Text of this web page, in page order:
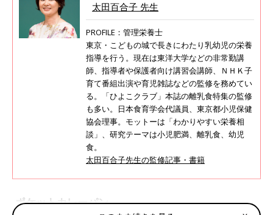
太田百合子 先生
PROFILE：管理栄養士
東京・こどもの城で長きにわたり乳幼児の栄養
指導を行う。現在は東洋大学などの非常勤講
師、指導者や保護者向け講習会講師、ＮＨＫ子
育て番組出演や育児雑誌などの監修を務めてい
る。「ひよこクラブ」本誌の離乳食特集の監修
も多い。日本食育学会代議員、東京都小児保健
協会理事。モットーは「わかりやすい栄養相
談」、研究テーマは小児肥満、離乳食、幼児
食。
太田百合子先生の監修記事・書籍
ポケットカレーパン